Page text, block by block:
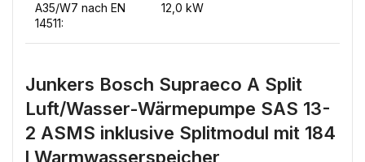
A35/W7 nach EN
14511:
12,0 kW
Junkers Bosch Supraeco A Split
Luft/Wasser-Wärmepumpe SAS 13-
2 ASMS inklusive Splitmodul mit 184
l Warmwasserspeicher